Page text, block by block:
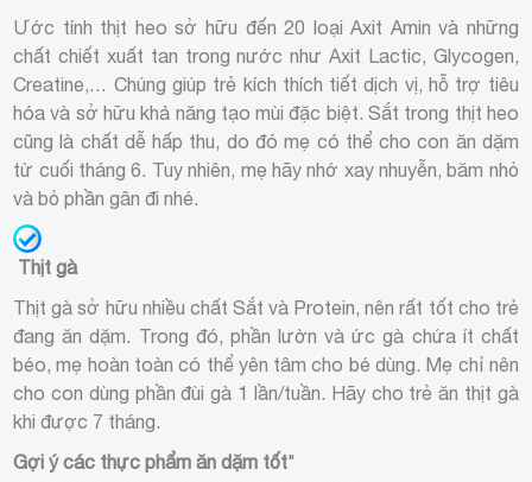
Ước tính thịt heo sở hữu đến 20 loại Axit Amin và những
chất chiết xuất tan trong nước như Axit Lactic, Glycogen,
Creatine,… Chúng giúp trẻ kích thích tiết dịch vị, hỗ trợ tiêu
hóa và sở hữu khả năng tạo mùi đặc biệt. Sắt trong thịt heo
cũng là chất dễ hấp thu, do đó mẹ có thể cho con ăn dặm
từ cuối tháng 6. Tuy nhiên, mẹ hãy nhớ xay nhuyễn, băm nhỏ
và bỏ phần gân đi nhé.
Thịt gà
Thịt gà sở hữu nhiều chất Sắt và Protein, nên rất tốt cho trẻ
đang ăn dặm. Trong đó, phần lườn và ức gà chứa ít chất
béo, mẹ hoàn toàn có thể yên tâm cho bé dùng. Mẹ chỉ nên
cho con dùng phần đùi gà 1 lần/tuần. Hãy cho trẻ ăn thịt gà
khi được 7 tháng.
Gợi ý các thực phẩm ăn dặm tốt"